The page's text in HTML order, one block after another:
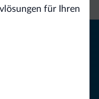
für Ihren
Angebote und
Dolomiten.